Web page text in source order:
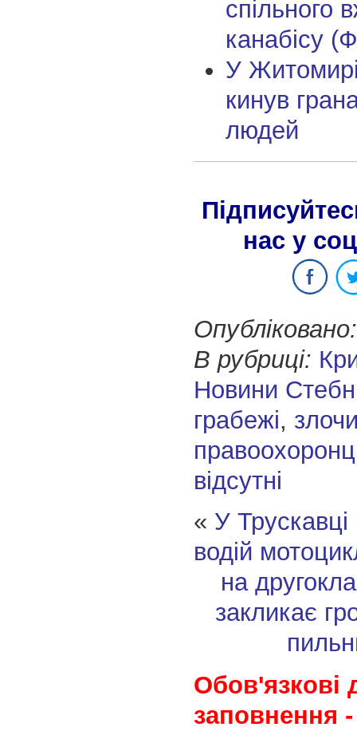
спільного
канабісу
У
кинув
людей
нас у
Опубліковано:
В рубриці:
Новини
грабежі,
відсутні
« У Трускавці
водій
на
закликає
Обов'язкові
заповнення